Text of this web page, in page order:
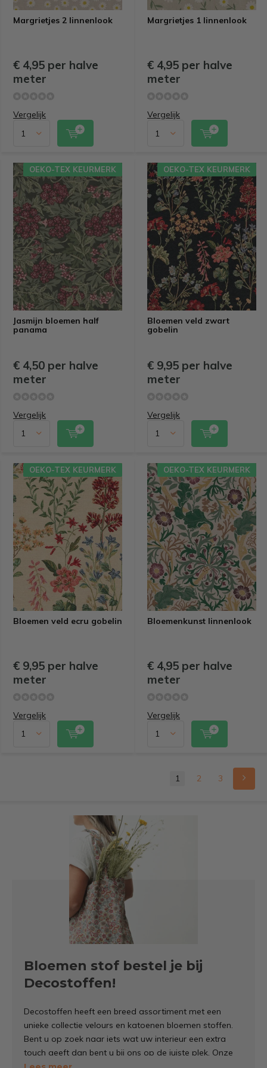
Margrietjes 2 linnenlook
€ 4,95 per halve
meter
Vergelijk
Margrietjes 1 linnenlook
€ 4,95 per halve
meter
Vergelijk
Jasmijn bloemen half
panama
OEKO-TEX KEURMERK
€ 4,50 per halve
meter
Vergelijk
Bloemen veld zwart
gobelin
OEKO-TEX KEURMERK
€ 9,95 per halve
meter
Vergelijk
Bloemen veld ecru gobelin
OEKO-TEX KEURMERK
€ 9,95 per halve
meter
Vergelijk
Bloemenkunst linnenlook
OEKO-TEX KEURMERK
€ 4,95 per halve
meter
Vergelijk
1 2 3
Bloemen stof bestel je bij
Decostoffen!
Decostoffen heeft een breed assortiment met een
unieke collectie velours en katoenen bloemen stoffen.
Bent u op zoek naar iets wat uw interieur een extra
touch geeft dan bent u bij ons op de juiste plek. Onze